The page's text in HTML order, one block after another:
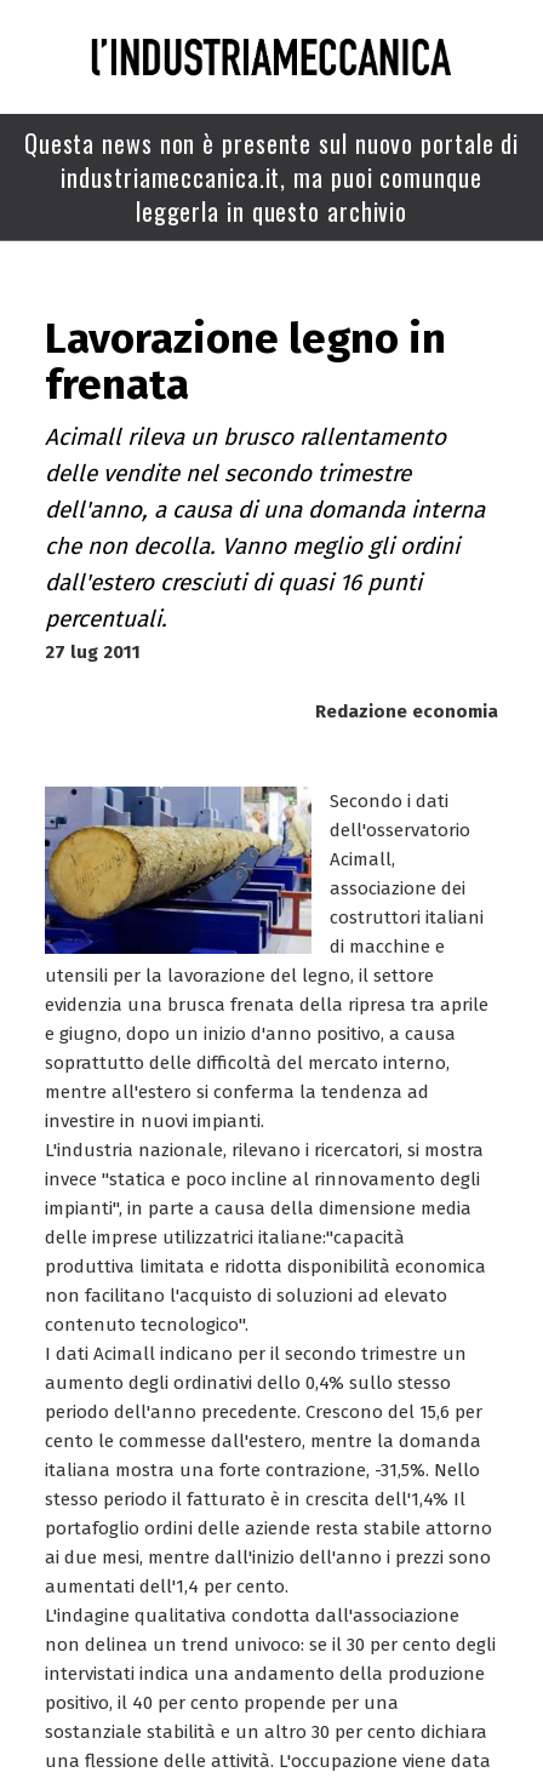
Questa news non è presente sul nuovo portale di
industriameccanica.it, ma puoi comunque
leggerla in questo archivio
Lavorazione legno in
frenata
Acimall rileva un brusco rallentamento
delle vendite nel secondo trimestre
dell'anno, a causa di una domanda interna
che non decolla. Vanno meglio gli ordini
dall'estero cresciuti di quasi 16 punti
percentuali.
27 lug 2011
Redazione economia
Secondo i dati
dell'osservatorio
Acimall,
associazione dei
costruttori italiani
di macchine e
utensili per la lavorazione del legno, il settore
evidenzia una brusca frenata della ripresa tra aprile
e giugno, dopo un inizio d'anno positivo, a causa
soprattutto delle difficoltà del mercato interno,
mentre all'estero si conferma la tendenza ad
investire in nuovi impianti.
L'industria nazionale, rilevano i ricercatori, si mostra
invece "statica e poco incline al rinnovamento degli
impianti", in parte a causa della dimensione media
delle imprese utilizzatrici italiane:"capacità
produttiva limitata e ridotta disponibilità economica
non facilitano l'acquisto di soluzioni ad elevato
contenuto tecnologico".
I dati Acimall indicano per il secondo trimestre un
aumento degli ordinativi dello 0,4% sullo stesso
periodo dell'anno precedente. Crescono del 15,6 per
cento le commesse dall'estero, mentre la domanda
italiana mostra una forte contrazione, -31,5%. Nello
stesso periodo il fatturato è in crescita dell'1,4% Il
portafoglio ordini delle aziende resta stabile attorno
ai due mesi, mentre dall'inizio dell'anno i prezzi sono
aumentati dell'1,4 per cento.
L'indagine qualitativa condotta dall'associazione
non delinea un trend univoco: se il 30 per cento degli
intervistati indica una andamento della produzione
positivo, il 40 per cento propende per una
sostanziale stabilità e un altro 30 per cento dichiara
una flessione delle attività. L'occupazione viene data